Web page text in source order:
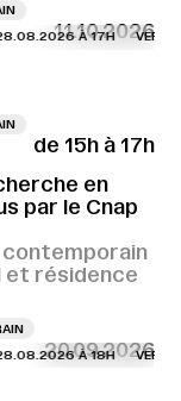
11.10.2026
À 17H
de 15h à 17h
en
par le Cnap
et résidence
20.09.2026
À 18H